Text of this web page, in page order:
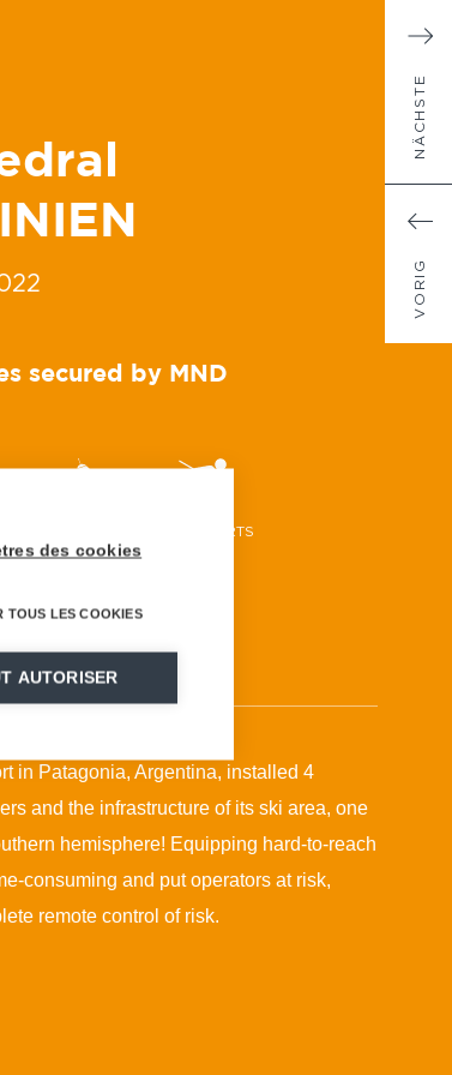
VORIG
NÄCHSTE
secured by MND
SKI RESORTS
in Patagonia, Argentina, installed 4
and the infrastructure of its ski area, one
hemisphere! Equipping hard-to-reach
consuming and put operators at risk,
remote control of risk.
des cookies
TOUS LES COOKIES
AUTORISER